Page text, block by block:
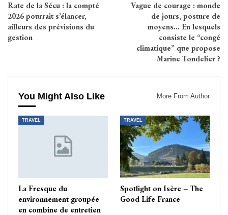
Rate de la Sécu : la compté
2026 pourrait s’élancer,
ailleurs des prévisions du
gestion
Vague de courage : monde
de jours, posture de
moyens… En lesquels
consiste le “congé
climatique” que propose
Marine Tondelier ?
You Might Also Like More From Author
TRAVEL
La Fresque du
environnement groupée
en combine de entretien
TRAVEL
Spotlight on Isère – The
Good Life France